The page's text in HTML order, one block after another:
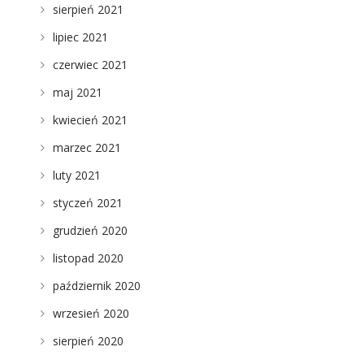
sierpień 2021
lipiec 2021
czerwiec 2021
maj 2021
kwiecień 2021
marzec 2021
luty 2021
styczeń 2021
grudzień 2020
listopad 2020
październik 2020
wrzesień 2020
sierpień 2020